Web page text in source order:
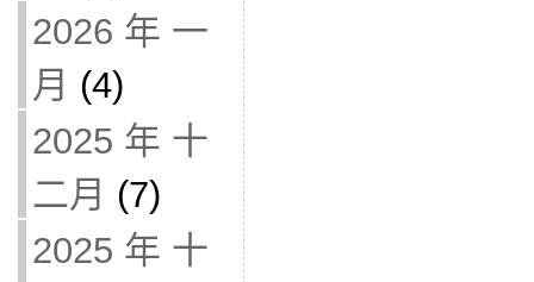
2026 年 一
月 (4)
2025 年 十
二月 (7)
2025 年 十